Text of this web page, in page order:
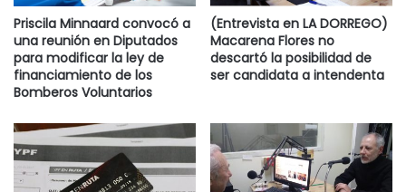
Priscila Minnaard convocó a
una reunión en Diputados
para modificar la ley de
financiamiento de los
Bomberos Voluntarios
(Entrevista en LA DORREGO)
Macarena Flores no
descartó la posibilidad de
ser candidata a intendenta